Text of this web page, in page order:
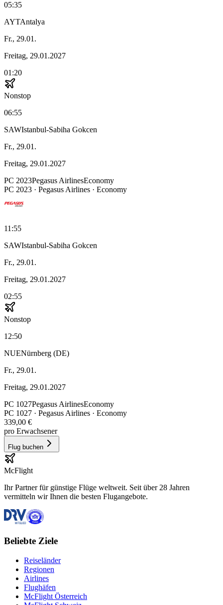
05:35
AYTAntalya
Fr., 29.01.
Freitag, 29.01.2027
01:20
Nonstop
06:55
SAWIstanbul-Sabiha Gokcen
Fr., 29.01.
Freitag, 29.01.2027
PC 2023Pegasus AirlinesEconomy
PC 2023 · Pegasus Airlines · Economy
11:55
SAWIstanbul-Sabiha Gokcen
Fr., 29.01.
Freitag, 29.01.2027
02:55
Nonstop
12:50
NUENürnberg (DE)
Fr., 29.01.
Freitag, 29.01.2027
PC 1027Pegasus AirlinesEconomy
PC 1027 · Pegasus Airlines · Economy
339,00 €
pro Erwachsener
Flug buchen
McFlight
Ihr Partner für günstige Flüge weltweit. Seit über 28 Jahren
vermitteln wir Ihnen die besten Flugangebote.
Beliebte Ziele
Reiseländer
Regionen
Airlines
Flughäfen
McFlight Österreich